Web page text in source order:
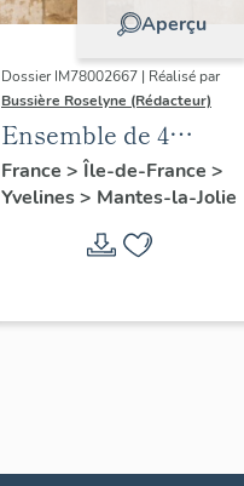
Aperçu
Dossier IM78002667 | Réalisé par
Bussière Roselyne (Rédacteur)
Ensemble de 4
statues
France > Île-de-France >
Yvelines> Mantes-la-Jolie